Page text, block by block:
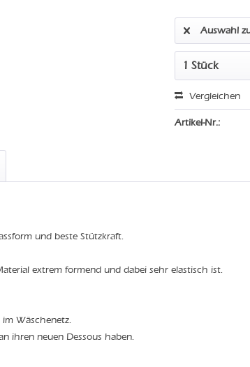
Auswahl
Vergleichen
Artikel-Nr.:
und beste Stützkraft.
extrem formend und dabei sehr elastisch ist.
Wäschenetz.
ihren neuen Dessous haben.